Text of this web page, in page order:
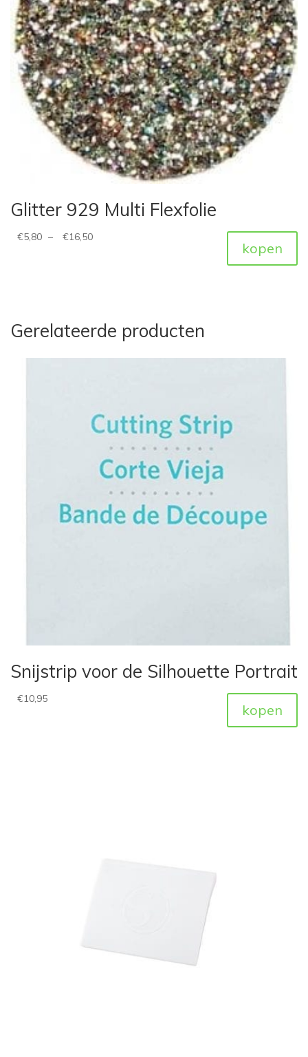
Glitter 929 Multi Flexfolie
€5,80 – €16,50
kopen
Gerelateerde producten
Snijstrip voor de Silhouette Portrait
€10,95
kopen